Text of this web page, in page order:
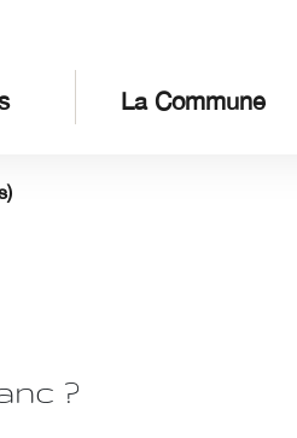
La Commune
?